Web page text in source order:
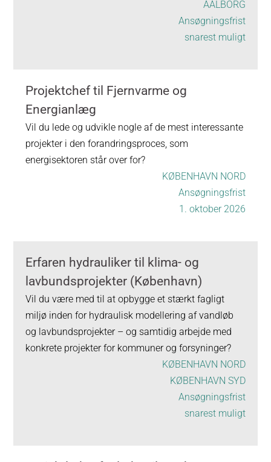
AALBORG
Ansøgningsfrist
snarest muligt
Projektchef til Fjernvarme og
Energianlæg
Vil du lede og udvikle nogle af de mest interessante
projekter i den forandringsproces, som
energisektoren står over for?
KØBENHAVN NORD
Ansøgningsfrist
1. oktober 2026
Erfaren hydrauliker til klima- og
lavbundsprojekter (København)
Vil du være med til at opbygge et stærkt fagligt
miljø inden for hydraulisk modellering af vandløb
og lavbundsprojekter – og samtidig arbejde med
konkrete projekter for kommuner og forsyninger?
KØBENHAVN NORD
KØBENHAVN SYD
Ansøgningsfrist
snarest muligt